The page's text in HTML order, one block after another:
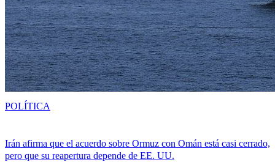
Irán afirma que el acuerdo sobre Ormuz con Omán está casi cerrado,
pero que su reapertura depende de EE. UU.
POLÍTICA